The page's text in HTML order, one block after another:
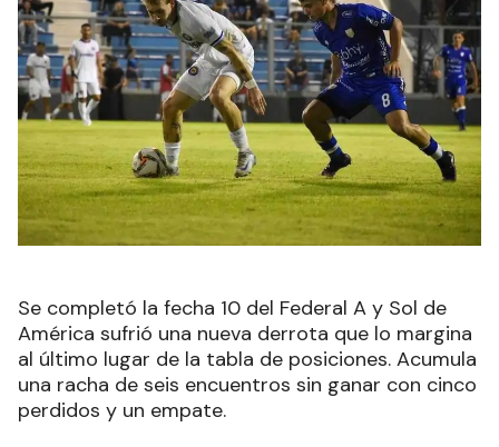
Se completó la fecha 10 del Federal A y Sol de
América sufrió una nueva derrota que lo margina
al último lugar de la tabla de posiciones. Acumula
una racha de seis encuentros sin ganar con cinco
perdidos y un empate.